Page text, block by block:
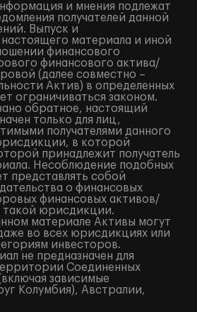
и мнения подлежат
получателей данной
Выпуск и
материала и иной
финансового
финансового актива/
(далее совместно –
Актив) в определенных
ограничиваться законом.
обратное, настоящий
только для лиц,
получателями данного
в которой
принадлежит получатель
Несоблюдение подобных
представлять собой
о финансовых
финансовых активов/
юрисдикции.
материале Активы могут
во всех юрисдикциях или
инвесторов.
не предназначен для
Соединенных
зависимые
Колумбия), Австралии,